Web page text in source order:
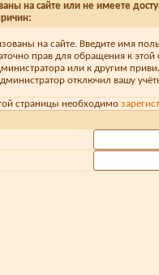
на сайте или не имеете
на сайте. Введите имя
прав для обращения к
или к другим
отключил вашу
страницы необходимо